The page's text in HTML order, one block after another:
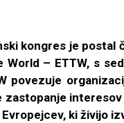
kongres je postal
– ETTW, s
povezuje
zastopanje
ki živijo